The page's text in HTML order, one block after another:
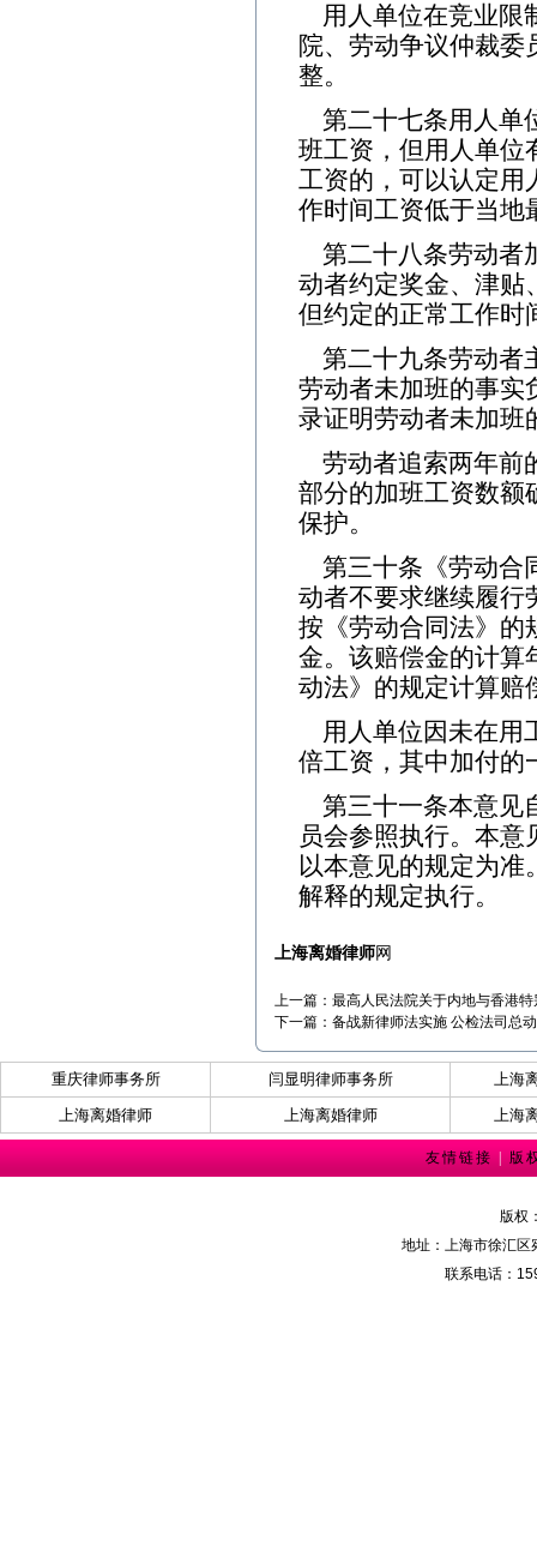
用人单位在竞业限
院、劳动争议仲裁委
整。
第二十七条用人单
班工资，但用人单位
工资的，可以认定用
作时间工资低于当地
第二十八条劳动者
动者约定奖金、津贴
但约定的正常工作时
第二十九条劳动者
劳动者未加班的事实
录证明劳动者未加班
劳动者追索两年前
部分的加班工资数额
保护。
第三十条《劳动合
动者不要求继续履行
按《劳动合同法》的
金。该赔偿金的计算
动法》的规定计算赔
用人单位因未在用
倍工资，其中加付的
第三十一条本意见
员会参照执行。本
以本意见的规定为
解释的规定执行。
上海离婚律师网
上一篇： 最高人民法院关于内地与香港
下一篇： 备战新律师法实施 公检法司总
重庆律师事务所 闫显明律师事务所
上海
上海离婚律师
上海离婚律师 上海
友情链接 版
版权
地址：上海市徐汇区
联系电话：